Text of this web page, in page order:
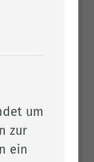
um
zur
ein